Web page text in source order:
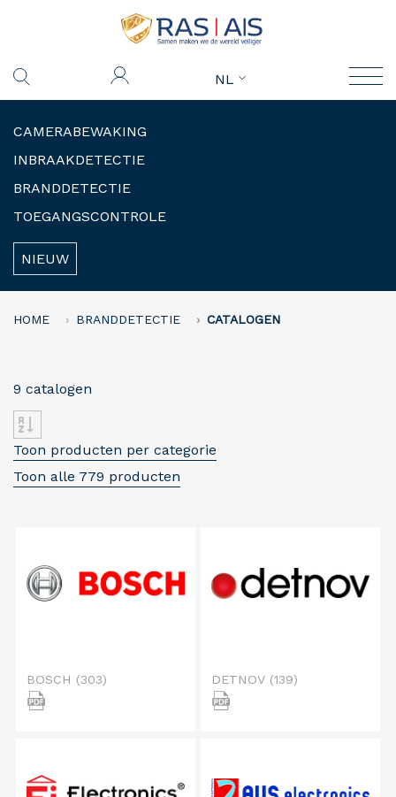
NL
CAMERABEWAKING
INBRAAKDETECTIE
BRANDDETECTIE
TOEGANGSCONTROLE
NIEUW
HOME BRANDDETECTIE CATALOGEN
9 catalogen
Toon producten per categorie
Toon alle 779 producten
BOSCH (303) DETNOV (139)